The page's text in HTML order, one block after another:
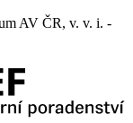
AV ČR, v. v. i. -